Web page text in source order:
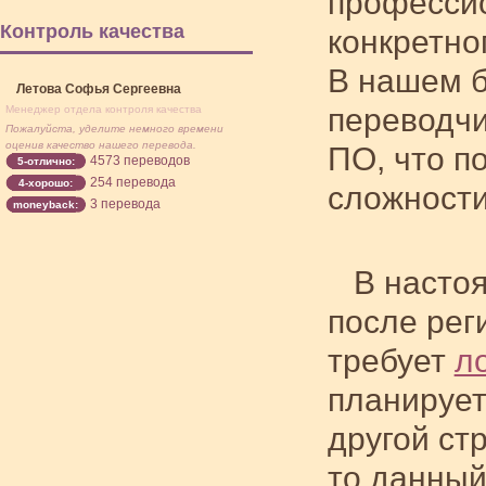
Контроль качества
Летова Софья Сергеевна
Менеджер отдела контроля качества
Пожалуйста, уделите немного времени
оценив качество нашего перевода.
5-отлично:
4573 переводов
4-хорошо: 254 перевода
moneyback: 3 перевода
В нашем
ПО, что
В
после
требует
другой
то